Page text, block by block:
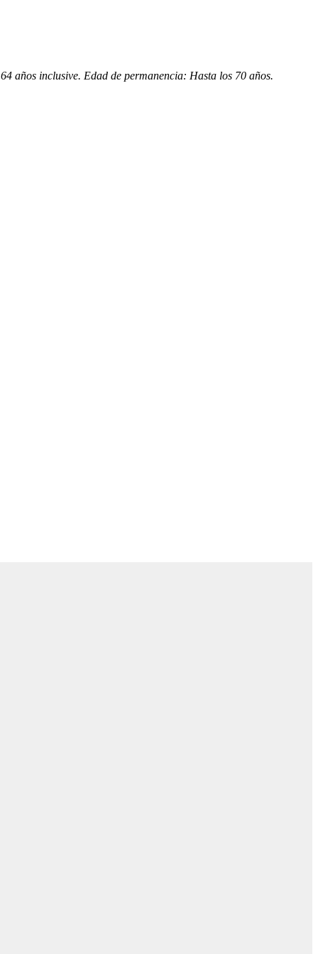
años inclusive. Edad de permanencia: Hasta los 70 años.